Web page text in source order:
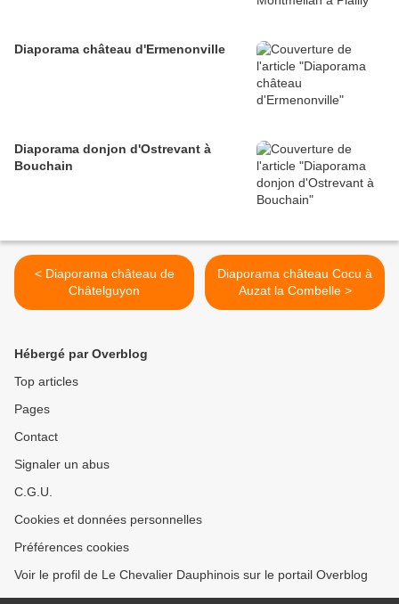
Diaporama château d'Ermenonville
Diaporama donjon d'Ostrevant à
Bouchain
< Diaporama château de
Châtelguyon
Diaporama château Cocu à
Auzat la Combelle >
Hébergé par Overblog
Top articles
Pages
Contact
Signaler un abus
C.G.U.
Cookies et données personnelles
Préférences cookies
Voir le profil de Le Chevalier Dauphinois sur le portail Overblog